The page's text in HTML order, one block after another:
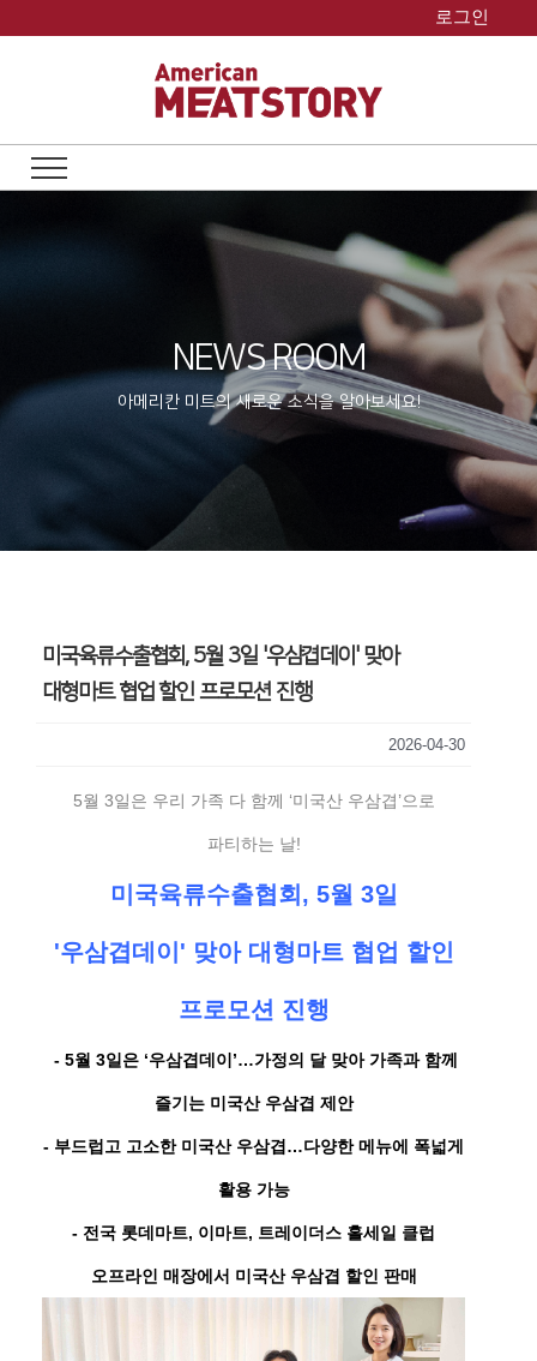
로그인
NEWS ROOM
아메리칸 미트의 새로운 소식을 알아보세요!
미국육류수출협회, 5월 3일 '우삼겹데이' 맞아
대형마트 협업 할인 프로모션 진행
2026-04-30
5월 3일은 우리 가족 다 함께 ‘미국산 우삼겹’으로
파티하는 날!
미국육류수출협회, 5월 3일
'우삼겹데이' 맞아 대형마트 협업 할인
프로모션 진행
- 5월 3일은 ‘우삼겹데이’…가정의 달 맞아 가족과 함께
즐기는 미국산 우삼겹 제안
- 부드럽고 고소한 미국산 우삼겹…다양한 메뉴에 폭넓게
활용 가능
- 전국 롯데마트, 이마트, 트레이더스 홀세일 클럽
오프라인 매장에서 미국산 우삼겹 할인 판매